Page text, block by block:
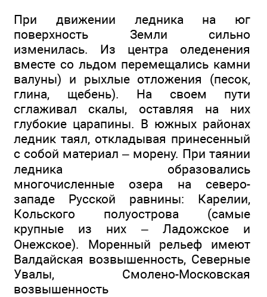
При движении ледника на юг
поверхность Земли сильно
изменилась. Из центра оледенения
вместе со льдом перемещались камни
валуны) и рыхлые отложения (песок,
глина, щебень). На своем пути
сглаживал скалы, оставляя на них
глубокие царапины. В южных районах
ледник таял, откладывая принесенный
с собой материал – морену. При таянии
ледника образовались
многочисленные озера на северо-
западе Русской равнины: Карелии,
Кольского полуострова (самые
крупные из них – Ладожское и
Онежское). Моренный рельеф имеют
Валдайская возвышенность, Северные
Увалы, Смолено-Московская
возвышенность